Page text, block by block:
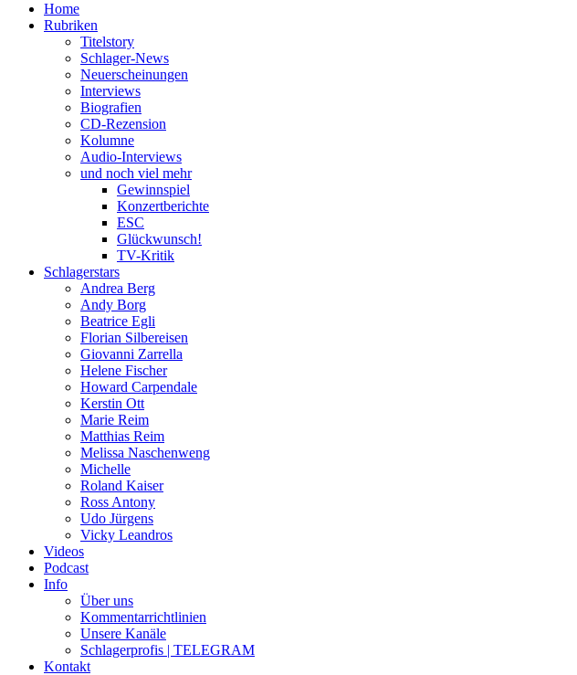
Home
Rubriken
Titelstory
Schlager-News
Neuerscheinungen
Interviews
Biografien
CD-Rezension
Kolumne
Audio-Interviews
und noch viel mehr
Gewinnspiel
Konzertberichte
ESC
Glückwunsch!
TV-Kritik
Schlagerstars
Andrea Berg
Andy Borg
Beatrice Egli
Florian Silbereisen
Giovanni Zarrella
Helene Fischer
Howard Carpendale
Kerstin Ott
Marie Reim
Matthias Reim
Melissa Naschenweng
Michelle
Roland Kaiser
Ross Antony
Udo Jürgens
Vicky Leandros
Videos
Podcast
Info
Über uns
Kommentarrichtlinien
Unsere Kanäle
Schlagerprofis | TELEGRAM
Kontakt